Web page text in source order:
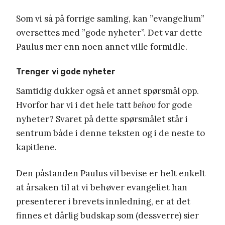
Som vi så på forrige samling, kan ”evangelium”
oversettes med ”gode nyheter”. Det var dette
Paulus mer enn noen annet ville formidle.
Trenger vi gode nyheter
Samtidig dukker også et annet spørsmål opp.
Hvorfor har vi i det hele tattbehovfor gode
nyheter? Svaret på dette spørsmålet står i
sentrum både i denne teksten og i de neste to
kapitlene.
Den påstanden Paulus vil bevise er helt enkelt
at årsaken til at vi behøver evangeliet han
presenterer i brevets innledning, er at det
finnes et dårlig budskap som (dessverre) sier